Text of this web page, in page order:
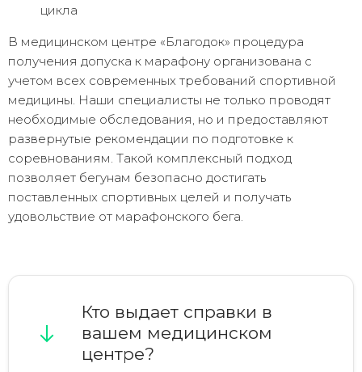
цикла
В медицинском центре «Благодок» процедура
получения допуска к марафону организована с
учетом всех современных требований спортивной
медицины. Наши специалисты не только проводят
необходимые обследования, но и предоставляют
развернутые рекомендации по подготовке к
соревнованиям. Такой комплексный подход
позволяет бегунам безопасно достигать
поставленных спортивных целей и получать
удовольствие от марафонского бега.
Кто выдает справки в
вашем медицинском
центре?